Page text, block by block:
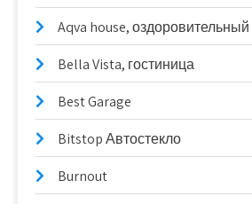
Aqva house,
Bella Vista, гостиница
Best Garage
Bitstop Автостекло
Burnout